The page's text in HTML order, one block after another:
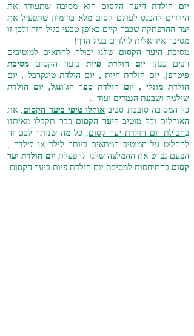
יום הולדת היער הקסום היא מסיבה שתעודד את
הילדים להכנס לעולם קסום מלא בדימיון שתפעיל את
יצר ההרפתקה שכבר קיים באופן טבעי בגיל הזה ולכן זו
מסיבה אידיאלית לילדים בגיל הרך!
מסיבת היער הקסום שלנו יכולה להתאים למוטיבים
רבים כגון: יום הולדת פיותביער הקסום מסיבת
פיטרפן, יום הולדת חיות , יום הולדת טינקרבל , יום
הולדת מוגלי , יום הולדת ספר הג'ונגל, יום הולדת
שילגיה ושבעת הגמדים ועוד ..
כל המסיבה סובבת סביב אוהלי טיפי ביער הקסום , את
האוהלים וכל מוטיב היער הקסום כבר תקבלו מאיתנו
בחבילת יום הולדת יער קסום , כל מה שנותר לכם זה
להחליט על המוטיב המתאים ביותר לילד או לילדה ,
הפעם נפרט את ההמלצה שלנו להפעלת יום הולדת יער
קסום בהתיחסות למסיבת יום הולדת פיות ביער הקסום.